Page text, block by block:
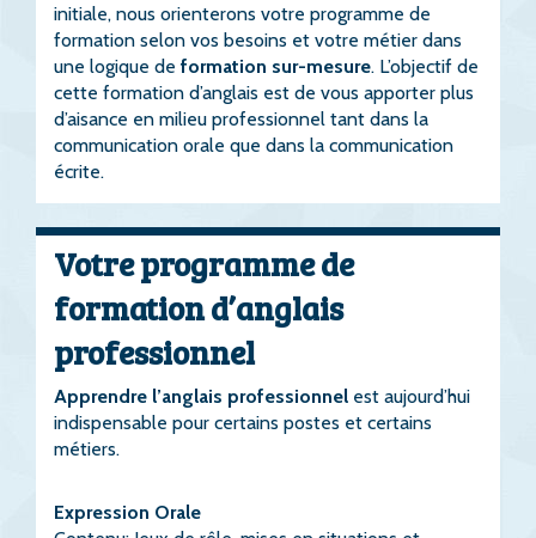
initiale, nous orienterons votre programme de
formation selon vos besoins et votre métier dans
une logique de formation sur-mesure. L’objectif de
cette formation d’anglais est de vous apporter plus
d’aisance en milieu professionnel tant dans la
communication orale que dans la communication
écrite.
Votre programme de
formation d’anglais
professionnel
Apprendre l’anglais professionnel est aujourd’hui
indispensable pour certains postes et certains
métiers.
Expression Orale